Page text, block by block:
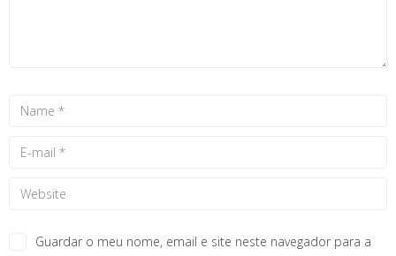
Guardar o meu nome, email e site neste navegador para a